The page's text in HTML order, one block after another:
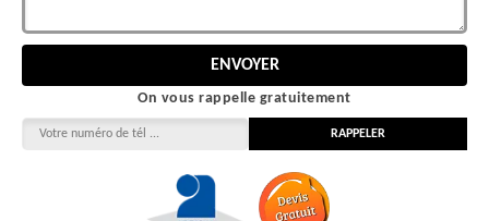
On vous rappelle gratuitement